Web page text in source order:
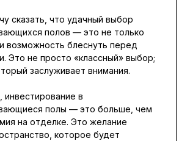
сказать, что удачный выбор
полов — это не только
возможность блеснуть перед
Это не просто «классный» выбор;
заслуживает внимания.
инвестирование в
полы — это больше, чем
на отделке. Это желание
которое будет